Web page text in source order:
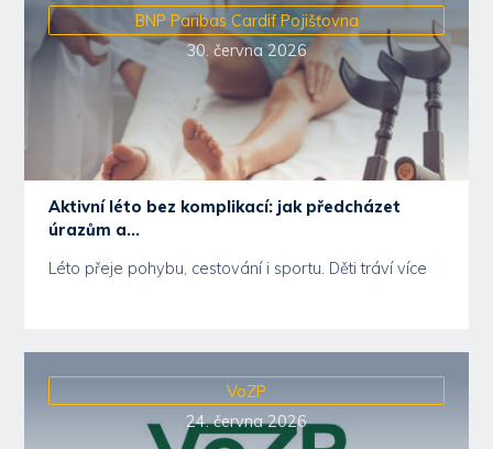
BNP Paribas Cardif Pojišťovna
30. června 2026
Aktivní léto bez komplikací: jak předcházet
úrazům a...
Léto přeje pohybu, cestování i sportu. Děti tráví více
VoZP
24. června 2026